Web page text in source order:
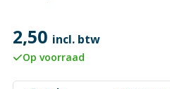
2,50 incl. btw
Op voorraad